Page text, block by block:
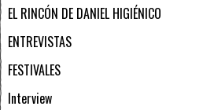
EL RINCÓN DE DANIEL HIGIÉNICO
ENTREVISTAS
FESTIVALES
Interview